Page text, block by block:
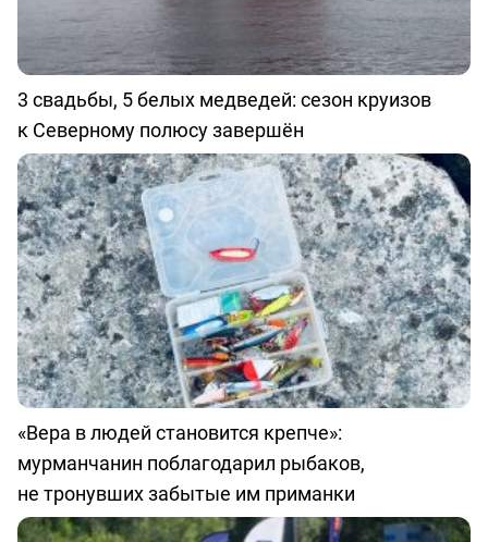
3 свадьбы, 5 белых медведей: сезон круизов
к Северному полюсу завершён
«Вера в людей становится крепче»:
мурманчанин поблагодарил рыбаков,
не тронувших забытые им приманки